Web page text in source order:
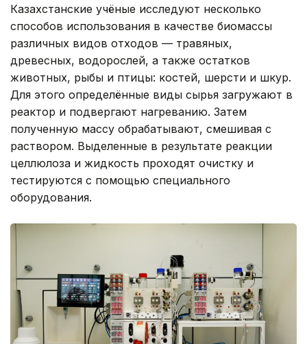
Казахстанские учёные исследуют несколько
способов использования в качестве биомассы
различных видов отходов — травяных,
древесных, водорослей, а также остатков
животных, рыбы и птицы: костей, шерсти и шкур.
Для этого определённые виды сырья загружают в
реактор и подвергают нагреванию. Затем
полученную массу обрабатывают, смешивая с
раствором. Выделенные в результате реакции
целлюлоза и жидкость проходят очистку и
тестируются с помощью специального
оборудования.